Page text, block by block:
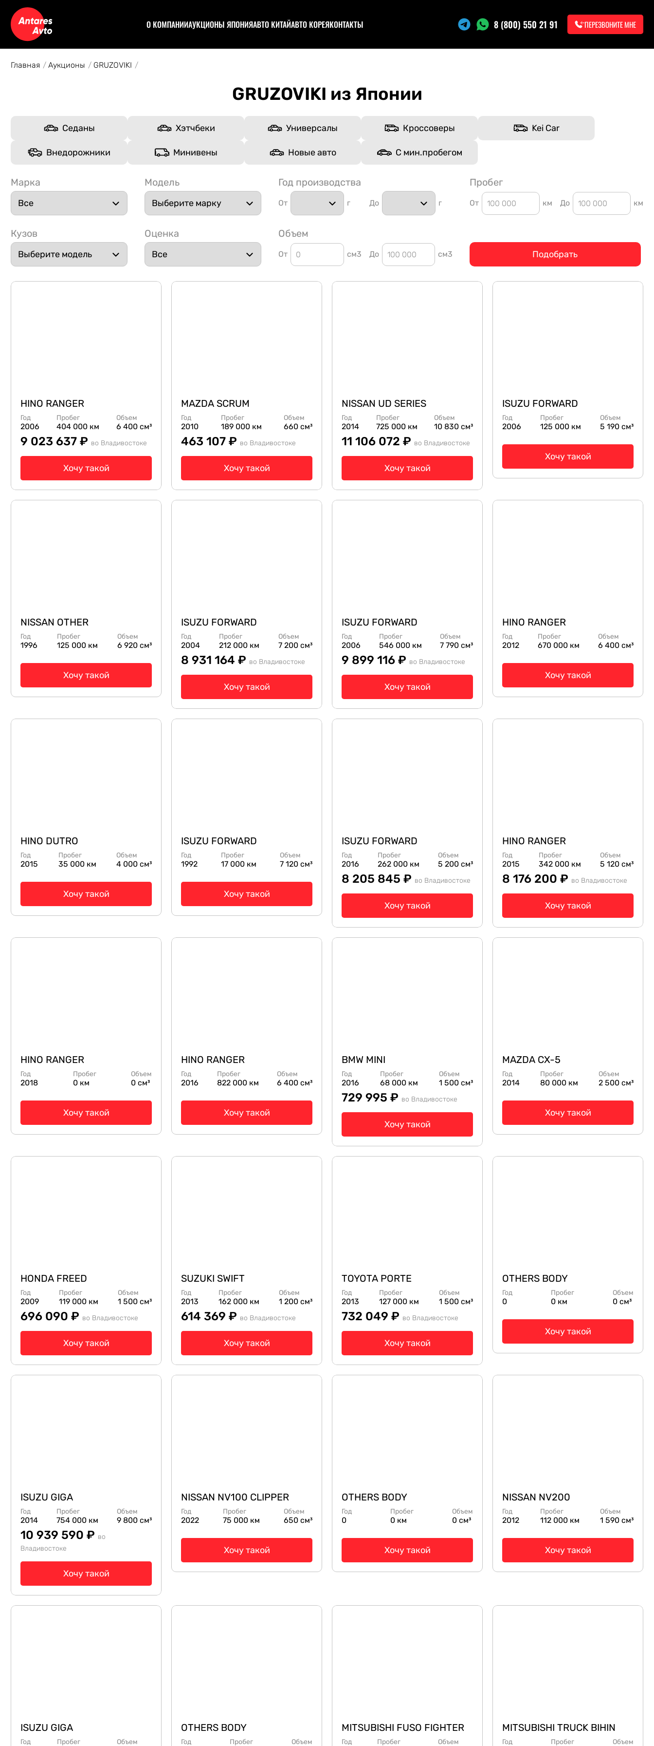
О КОМПАНИИАУКЦИОНЫ ЯПОНИЯ
Спецтехника
Авто под полную пошлину
АВТО КИТАЙАВТО КОРЕЯКОНТАКТЫ 8 (800) 550 21 91 ПЕРЕЗВОНИТЕ МНЕ
Главная Аукционы GRUZOVIKI
GRUZOVIKI из Японии
Седаны Хэтчбеки Универсалы Кроссоверы Kei Car
Внедорожники Минивены Новые авто С мин.пробегом
Марка Модель Год производства
От г До г
Пробег
От км До км
Кузов Оценка Объем
От см3 До см3 Подобрать
HINO RANGER
Год
2006
Пробег
404 000 км
Объем
6 400 см³
9 023 637 ₽ во Владивостоке
Хочу такой
MAZDA SCRUM
Год
2010
Пробег
189 000 км
Объем
660 см³
463 107 ₽ во Владивостоке
Хочу такой
NISSAN UD SERIES
Год
2014
Пробег
725 000 км
Объем
10 830 см³
11 106 072 ₽ во Владивостоке
Хочу такой
ISUZU FORWARD
Год
2006
Пробег
125 000 км
Объем
5 190 см³
Хочу такой
NISSAN OTHER
Год
1996
Пробег
125 000 км
Объем
6 920 см³
Хочу такой
ISUZU FORWARD
Год
2004
Пробег
212 000 км
Объем
7 200 см³
8 931 164 ₽ во Владивостоке
Хочу такой
ISUZU FORWARD
Год
2006
Пробег
546 000 км
Объем
7 790 см³
9 899 116 ₽ во Владивостоке
Хочу такой
HINO RANGER
Год
2012
Пробег
670 000 км
Объем
6 400 см³
Хочу такой
HINO DUTRO
Год
2015
Пробег
35 000 км
Объем
4 000 см³
Хочу такой
ISUZU FORWARD
Год
1992
Пробег
17 000 км
Объем
7 120 см³
Хочу такой
ISUZU FORWARD
Год
2016
Пробег
262 000 км
Объем
5 200 см³
8 205 845 ₽ во Владивостоке
Хочу такой
HINO RANGER
Год
2015
Пробег
342 000 км
Объем
5 120 см³
8 176 200 ₽ во Владивостоке
Хочу такой
HINO RANGER
Год
2018
Пробег
0 км
Объем
0 см³
Хочу такой
HINO RANGER
Год
2016
Пробег
822 000 км
Объем
6 400 см³
Хочу такой
BMW MINI
Год
2016
Пробег
68 000 км
Объем
1 500 см³
729 995 ₽ во Владивостоке
Хочу такой
MAZDA CX-5
Год
2014
Пробег
80 000 км
Объем
2 500 см³
Хочу такой
HONDA FREED
Год
2009
Пробег
119 000 км
Объем
1 500 см³
696 090 ₽ во Владивостоке
Хочу такой
SUZUKI SWIFT
Год
2013
Пробег
162 000 км
Объем
1 200 см³
614 369 ₽ во Владивостоке
Хочу такой
TOYOTA PORTE
Год
2013
Пробег
127 000 км
Объем
1 500 см³
732 049 ₽ во Владивостоке
Хочу такой
OTHERS BODY
Год
0
Пробег
0 км
Объем
0 см³
Хочу такой
ISUZU GIGA
Год
2014
Пробег
754 000 км
Объем
9 800 см³
10 939 590 ₽ во
Владивостоке
Хочу такой
NISSAN NV100 CLIPPER
Год
2022
Пробег
75 000 км
Объем
650 см³
Хочу такой
OTHERS BODY
Год
0
Пробег
0 км
Объем
0 см³
Хочу такой
NISSAN NV200
Год
2012
Пробег
112 000 км
Объем
1 590 см³
Хочу такой
ISUZU GIGA
Год Пробег Объем
OTHERS BODY
Год Пробег Объем
MITSUBISHI FUSO FIGHTER
Год Пробег Объем
MITSUBISHI TRUCK BIHIN
Год Пробег Объем